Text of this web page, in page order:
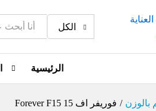
الكل
الرئيسية
بالوزن / فوريفر اف 15 Forever F15